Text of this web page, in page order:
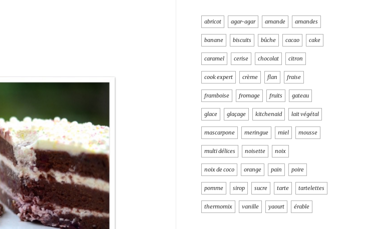
abricot agar-agar amande amandes
banane biscuits bûche cacao cake
caramel cerise chocolat citron
cook expert crème flan fraise
framboise fromage fruits gateau
glace glaçage kitchenaid lait végétal
mascarpone meringue miel mousse
multi délices noisette noix
noix de coco orange pain poire
pomme sirop sucre tarte tartelettes
thermomix vanille yaourt érable